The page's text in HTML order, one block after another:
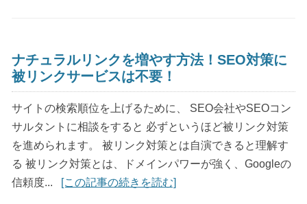
ナチュラルリンクを増やす方法！SEO対策に
被リンクサービスは不要！
サイトの検索順位を上げるために、 SEO会社やSEOコン
サルタントに相談をすると 必ずというほど被リンク対策
を進められます。 被リンク対策とは自演できると理解す
る 被リンク対策とは、ドメインパワーが強く、Googleの
信頼度...
[この記事の続きを読む]